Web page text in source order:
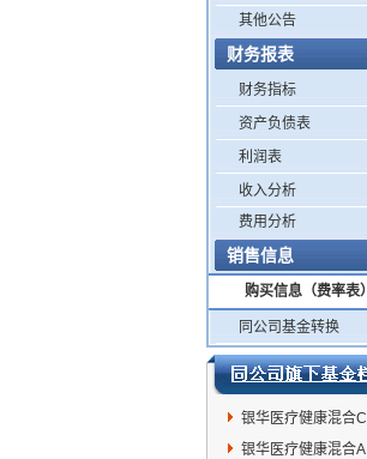
其他公告
财务报表
财务指标
资产负债表
利润表
收入分析
费用分析
销售信息
购买信息（费率表）
同公司基金转换
银华医疗健康混合C
银华医疗健康混合A